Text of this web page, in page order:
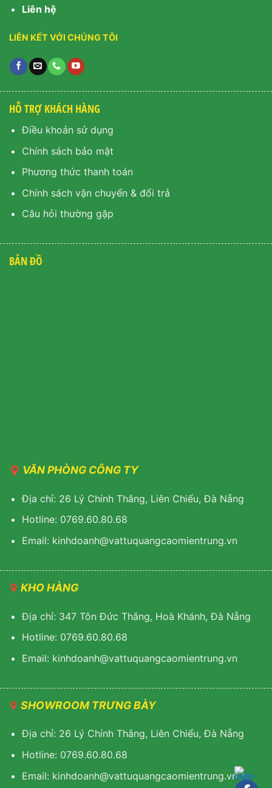
Liên hệ
LIÊN KẾT VỚI CHÚNG TÔI
HỖ TRỢ KHÁCH HÀNG
Điều khoản sử dụng
Chính sách bảo mật
Phương thức thanh toán
Chính sách vận chuyển & đổi trả
Câu hỏi thường gặp
BẢN ĐỒ
VĂN PHÒNG CÔNG TY
Địa chỉ: 26 Lý Chính Thắng, Liên Chiểu, Đà Nẵng
Hotline: 0769.60.80.68
Email: kinhdoanh@vattuquangcaomientrung.vn
KHO HÀNG
Địa chỉ: 347 Tôn Đức Thắng, Hoà Khánh, Đà Nẵng
Hotline: 0769.60.80.68
Email: kinhdoanh@vattuquangcaomientrung.vn
SHOWROOM TRƯNG BÀY
Địa chỉ: 26 Lý Chính Thắng, Liên Chiểu, Đà Nẵng
Hotline: 0769.60.80.68
Email: kinhdoanh@vattuquangcaomientrung.vn